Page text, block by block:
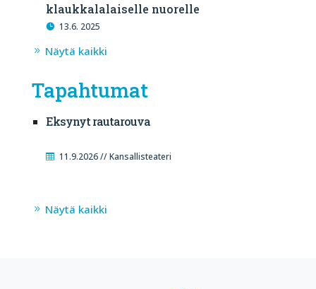
klaukkalalaiselle nuorelle
13.6. 2025
Näytä kaikki
Tapahtumat
Eksynyt rautarouva
11.9.2026 // Kansallisteateri
Näytä kaikki